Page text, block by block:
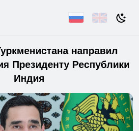
направил
Президенту Республики
Индия